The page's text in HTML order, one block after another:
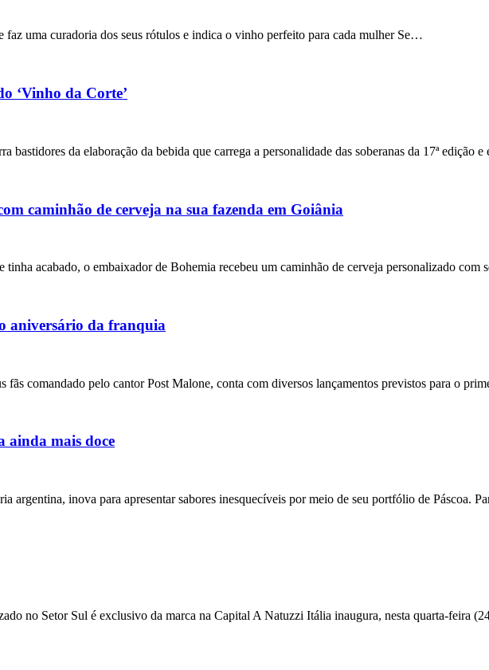
faz uma curadoria dos seus rótulos e indica o vinho perfeito para cada mulher Se…
‘Vinho da Corte’
da elaboração da bebida que carrega a personalidade das soberanas da 17ª edição
caminhão de cerveja na sua fazenda em Goiânia
tinha acabado, o embaixador de Bohemia recebeu um caminhão de cerveja personalizado
aniversário da franquia
fãs comandado pelo cantor Post Malone, conta com diversos lançamentos previstos para o
ainda mais doce
argentina, inova para apresentar sabores inesquecíveis por meio de seu portfólio de Páscoa.
no Setor Sul é exclusivo da marca na Capital A Natuzzi Itália inaugura, nesta quarta-feira